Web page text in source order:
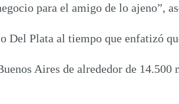
para el amigo de lo ajeno”,
Plata al tiempo que enfatizó
Aires de alrededor de 14.500